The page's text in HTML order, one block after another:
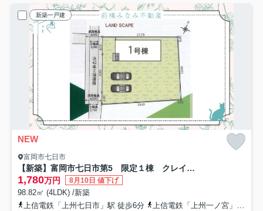
新築一戸建
NEW
富岡市七日市
【新築】富岡市七日市第5 限定１棟 クレイドルガーデン 新築建売
1,780万円 8月10日 値下げ
98.82㎡ (4LDK) /新築
上信電鉄「上州七日市」駅 徒歩6分
上信電鉄「上州一ノ宮」駅 徒歩14分